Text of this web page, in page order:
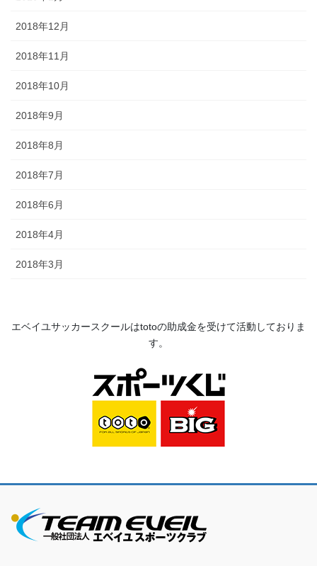
2018年12月
2018年11月
2018年10月
2018年9月
2018年8月
2018年7月
2018年6月
2018年4月
2018年3月
エベイユサッカースクールはtotoの助成金を受けて活動してお りま
す。